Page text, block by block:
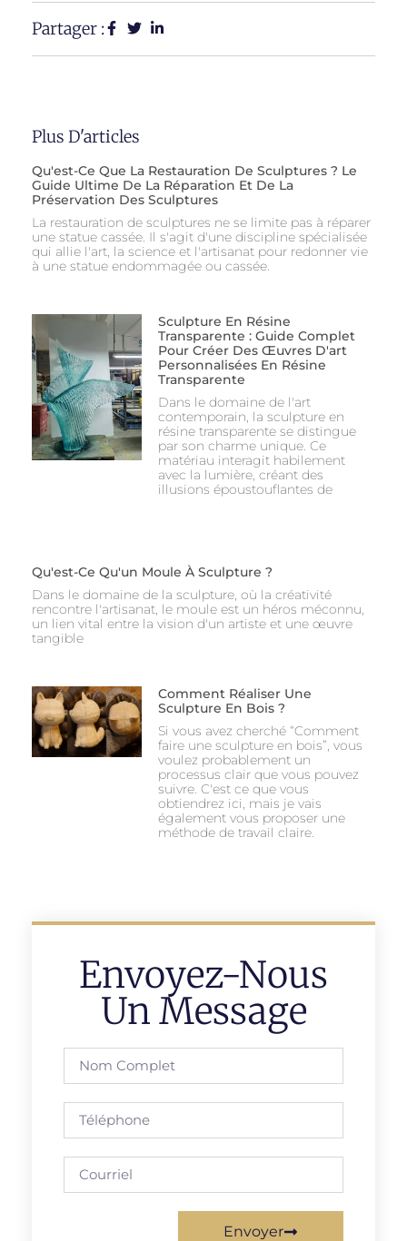
Partager :
Plus D'articles
Qu'est-Ce Que La Restauration De Sculptures ? Le
Guide Ultime De La Réparation Et De La
Préservation Des Sculptures
La restauration de sculptures ne se limite pas à réparer
une statue cassée. Il s'agit d'une discipline spécialisée
qui allie l'art, la science et l'artisanat pour redonner vie
à une statue endommagée ou cassée.
Sculpture En Résine
Transparente : Guide Complet
Pour Créer Des Œuvres D'art
Personnalisées En Résine
Transparente
Dans le domaine de l'art
contemporain, la sculpture en
résine transparente se distingue
par son charme unique. Ce
matériau interagit habilement
avec la lumière, créant des
illusions époustouflantes de
Qu'est-Ce Qu'un Moule À Sculpture ?
Dans le domaine de la sculpture, où la créativité
rencontre l'artisanat, le moule est un héros méconnu,
un lien vital entre la vision d'un artiste et une œuvre
tangible
Comment Réaliser Une
Sculpture En Bois ?
Si vous avez cherché “Comment
faire une sculpture en bois”, vous
voulez probablement un
processus clair que vous pouvez
suivre. C'est ce que vous
obtiendrez ici, mais je vais
également vous proposer une
méthode de travail claire.
Envoyez-Nous
Un Message
Envoyer